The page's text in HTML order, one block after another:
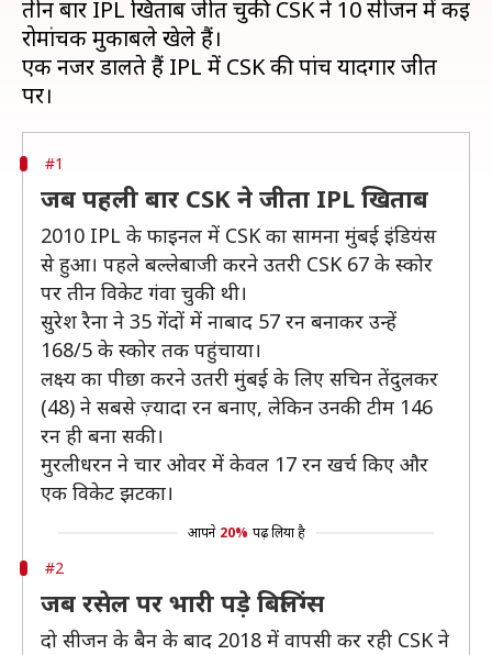
तीन बार IPL खिताब जीत चुकी CSK ने 10 सीजन में कई
रोमांचक मुकाबले खेले हैं।
एक नजर डालते हैं IPL में CSK की पांच यादगार जीत
#1
जब पहली बार CSK ने जीता IPL खिताब
2010 IPL के फाइनल में CSK का सामना मुंबई इंडियंस
से हुआ। पहले बल्लेबाजी करने उतरी CSK 67 के स्कोर
पर तीन विकेट गंवा चुकी थी।
सुरेश रैना ने 35 गेंदों में नाबाद 57 रन बनाकर उन्हें
168/5 के स्कोर तक पहुंचाया।
लक्ष्य का पीछा करने उतरी मुंबई के लिए सचिन तेंदुलकर
(48) ने सबसे ज़्यादा रन बनाए, लेकिन उनकी टीम 146
रन ही बना सकी।
मुरलीधरन ने चार ओवर में केवल 17 रन खर्च किए और
एक विकेट झटका।
आपने 20% पढ़ लिया है
#2
जब रसेल पर भारी पड़े बिलिंग्स
दो सीजन के बैन के बाद 2018 में वापसी कर रही CSK ने